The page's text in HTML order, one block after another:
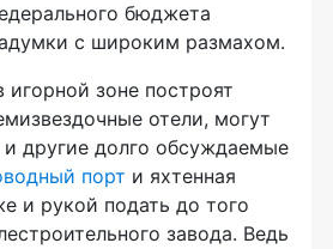
бюджета
с широким размахом.
игорной зоне построят
отели, могут
другие долго обсуждаемые
порт и яхтенная
и рукой подать до того
завода. Ведь